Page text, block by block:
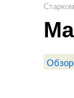
Обзор